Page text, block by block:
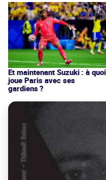
Et maintenant Suzuki : à quoi
joue Paris avec ses
gardiens ?